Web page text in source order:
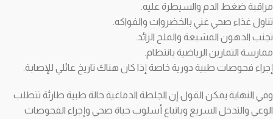
مراقبة ضغط الدم والسيطرة عليه.
تناول غذاء صحي غني بالخضروات والفواكه.
تجنب الدهون المشبعة والملح الزائد.
ممارسة التمارين الرياضية بانتظام.
إجراء فحوصات طبية دورية خاصة إذا كان هناك تاريخ عائلي للإصابة.
وفي النهاية يمكن القول إن الجلطة الدماغية حالة طبية طارئة تتطلب
الوعي والتدخل السريع وباتباع أسلوب حياة صحي وإجراء الفحوصات